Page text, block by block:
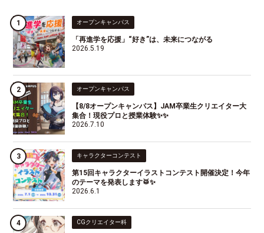
オープンキャンパス
「再進学を応援」“好き”は、未来につながる
2026.5.19
オープンキャンパス
【8/8オープンキャンパス】JAM卒業生クリエイター大
集合！現役プロと授業体験✨✨
2026.7.10
キャラクターコンテスト
第15回キャラクターイラストコンテスト開催決定！今年
のテーマを発表します🥁✨
2026.6.1
CGクリエイター科